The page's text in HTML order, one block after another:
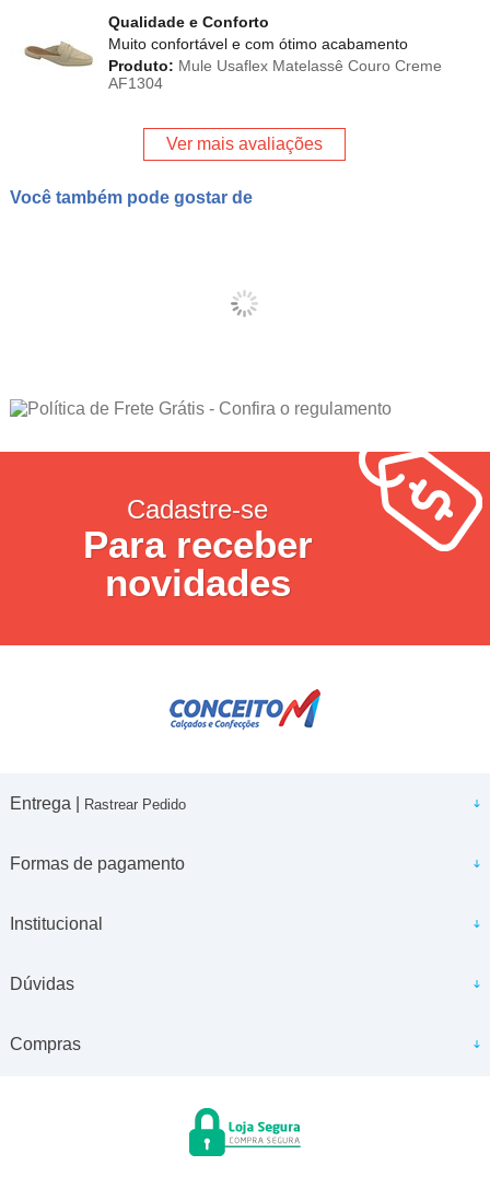
Qualidade e Conforto
Muito confortável e com ótimo acabamento
Produto: Mule Usaflex Matelassê Couro Creme
AF1304
Ver mais avaliações
Você também pode gostar de
Cadastre-se
Para receber
novidades
Entrega | Rastrear Pedido
Formas de pagamento
Institucional
Dúvidas
Compras